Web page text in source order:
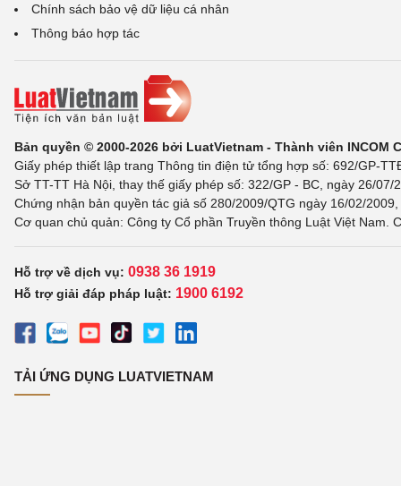
Chính sách bảo vệ dữ liệu cá nhân
Thông báo hợp tác
Bản quyền © 2000-2026 bởi LuatVietnam - Thành viên INCOM
Giấy phép thiết lập trang Thông tin điện tử tổng hợp số: 692/GP-
Sở TT-TT Hà Nội, thay thế giấy phép số: 322/GP - BC, ngày 26/
Chứng nhận bản quyền tác giả số 280/2009/QTG ngày 16/02/
Cơ quan chủ quản: Công ty Cổ phần Truyền thông Luật Việt Nam.
Hỗ trợ về dịch vụ: 0938 36 1919
Hỗ trợ giải đáp pháp luật: 1900 6192
TẢI ỨNG DỤNG LUATVIETNAM